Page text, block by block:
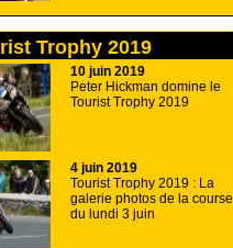
Trophy 2019
10 juin 2019
Peter Hickman domine le
Tourist Trophy 2019
4 juin 2019
Tourist Trophy 2019 : La
galerie photos de la course
du lundi 3 juin